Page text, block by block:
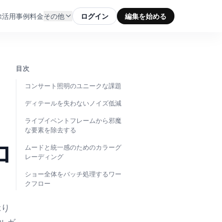
活用事例料金その他 ログイン 編集を始める
目次
コンサート照明のユニークな課題
ディテールを失わないノイズ低減
ライブイベントフレームから邪魔
な要素を除去する
ムードと統一感のためのカラーグ
レーディング
ショー全体をバッチ処理するワー
クフロー